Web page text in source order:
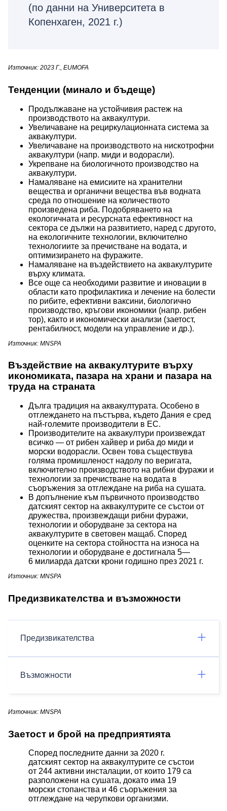
(по данни на Университета в
Копенхаген, 2021 г.)
Източник: 2023 Г., EUMOFA
Тенденции (минало и бъдеще)
Продължаване на устойчивия растеж на
производството на аквакултури.
Увеличаване на рециркулационната система за
аквакултури.
Увеличаване на производството на нискотрофни
аквакултури (напр. миди и водорасли).
Укрепване на биологичното производство на
аквакултури.
Намаляване на емисиите на хранителни
вещества и органични вещества във водната
среда по отношение на количеството
произведена риба. Подобряването на
екологичната и ресурсната ефективност на
сектора се дължи на развитието, наред с другото,
на екологичните технологии, включително
технологиите за пречистване на водата, и
оптимизирането на фуражите.
Намаляване на въздействието на аквакултурите
върху климата.
Все още са необходими развитие и иновации в
области като профилактика и лечение на болести
по рибите, ефективни ваксини, биологично
производство, кръгови икономики (напр. рибен
тор), както и икономически анализи (заетост,
рентабилност, модели на управление и др.).
Източник: MNSPA
Въздействие на аквакултурите върху
икономиката, пазара на храни и пазара на
труда на страната
Дълга традиция на аквакултурата. Особено в
отглеждането на пъстърва, където Дания е сред
най-големите производители в ЕС.
Производителите на аквакултури произвеждат
всичко — от рибен хайвер и риба до миди и
морски водорасли. Освен това съществува
голяма промишленост надолу по веригата,
включително производството на рибни фуражи и
технологии за пречистване на водата в
съоръжения за отглеждане на риба на сушата.
В допълнение към първичното производство
датският сектор на аквакултурите се състои от
дружества, произвеждащи рибни фуражи,
технологии и оборудване за сектора на
аквакултурите в световен мащаб. Според
оценките на сектора стойността на износа на
технологии и оборудване е достигнала 5—
6 милиарда датски крони годишно през 2021 г.
Източник: MNSPA
Предизвикателства и възможности
Предизвикателства
Възможности
Източник: MNSPA
Заетост и брой на предприятията
Според последните данни за 2020 г.
датският сектор на аквакултурите се състои
от 244 активни инсталации, от които 179 са
разположени на сушата, докато има 19
морски стопанства и 46 съоръжения за
отглеждане на черупкови организми.